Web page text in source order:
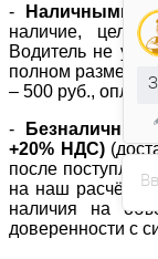
- Наличными
наличие,
Водитель не
полном размере,
– 500 руб.,
-
Безналичный
+20% НДС)
после
на наш
наличия на
доверенности с